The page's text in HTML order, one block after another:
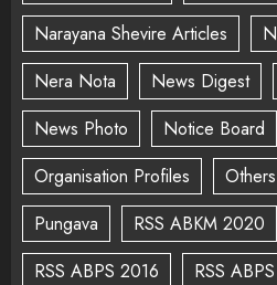
Narayana Shevire Articles
Nera Nota
News Digest
News Photo
Notice Board
Organisation Profiles
Others
Pungava
RSS ABKM 2020
RSS ABPS 2016
RSS